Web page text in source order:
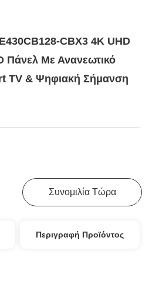
CBX3 4K UHD
Πάνελ Με Ανανεωτικό
TV & Ψηφιακή Σήμανση
Συνομιλία Τώρα
Περιγραφή Προϊόντος